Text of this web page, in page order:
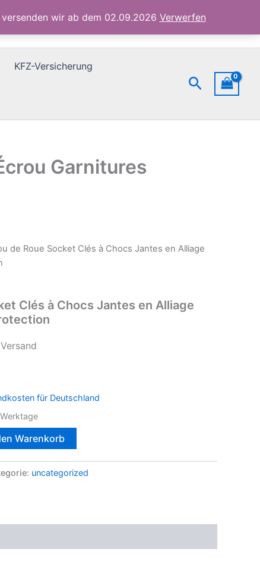
wir ab dem 02.09.2026 Verwerfen
KFZ-Versicherung
Suchen
Garnitures
de Roue Socket Clés à Chocs Jantes en Alliage
Clés à Chocs Jantes en Alliage
für Deutschland
Warenkorb
uncategorized
Chocs
Jantes
en
Alliage
Garnitures